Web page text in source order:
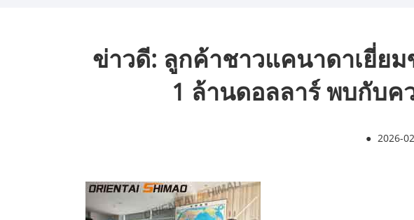
ข่าวดี: ลูกค้าชาวแคนาดาเยี่ย
1 ล้านดอลลาร์ พบกับค
● 2026-